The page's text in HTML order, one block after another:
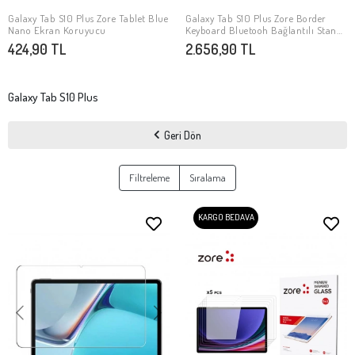
SEPETE EKLE
Galaxy Tab S10 Plus Zore Tablet Blue
Nano Ekran Koruyucu
424,90 TL
SEPETE EKLE
Galaxy Tab S10 Plus Zore Border
Keyboard Bluetooh Bağlantılı Standlı
Klavyeli Tablet Kılıfı
2.656,90 TL
Galaxy Tab S10 Plus
Geri Dön
Filtreleme Sıralama
KARGO BEDAVA